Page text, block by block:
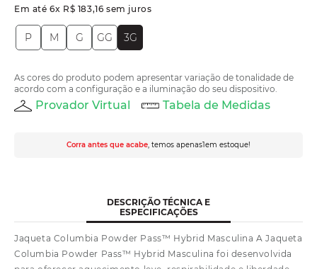
Em até6x R$ 183,16 sem juros
3G
G GG
M
P
As cores do produto podem apresentar variação de tonalidade de
acordo com a configuração e a iluminação do seu dispositivo.
Provador Virtual Tabela de Medidas
Corra antes que acabe , temos apenas1em estoque!
DESCRIÇÃO TÉCNICA E
ESPECIFICAÇÕES
Jaqueta Columbia Powder Pass™ Hybrid Masculina A Jaqueta
Columbia Powder Pass™ Hybrid Masculina foi desenvolvida